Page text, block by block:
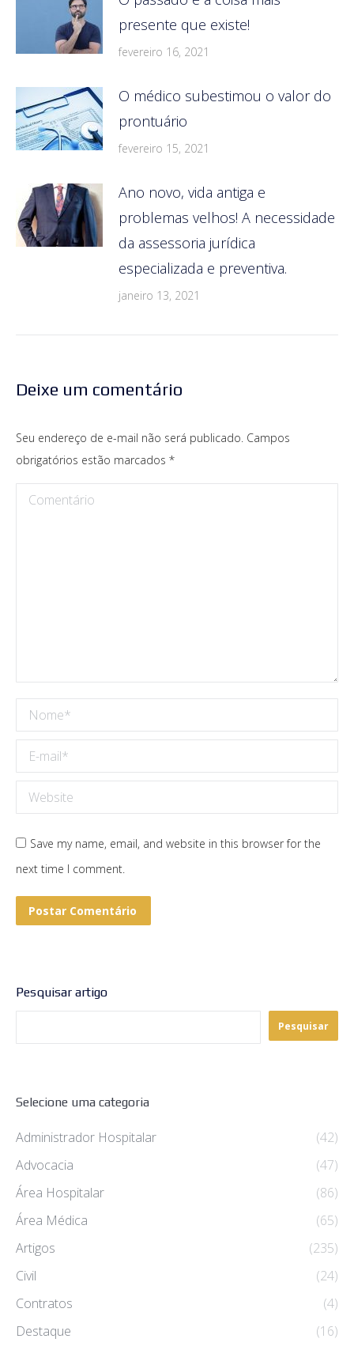
presente que existe!
fevereiro 16, 2021
O médico subestimou o valor do
prontuário
fevereiro 15, 2021
Ano novo, vida antiga e
problemas velhos! A necessidade
da assessoria jurídica
especializada e preventiva.
janeiro 13, 2021
Deixe um comentário
Seu endereço de e-mail não será publicado. Campos
obrigatórios estão marcados *
Comentário
Nome *
E-mail *
Website
Save my name, email, and website in this browser for the
next time I comment.
Postar Comentário
Pesquisar artigo
Pesquisar
Selecione uma categoria
Administrador Hospitalar
(42)
Advocacia
(47)
Área Hospitalar
(86)
Área Médica
(65)
Artigos
(235)
Civil
(24)
Contratos
(4)
Destaque
(16)